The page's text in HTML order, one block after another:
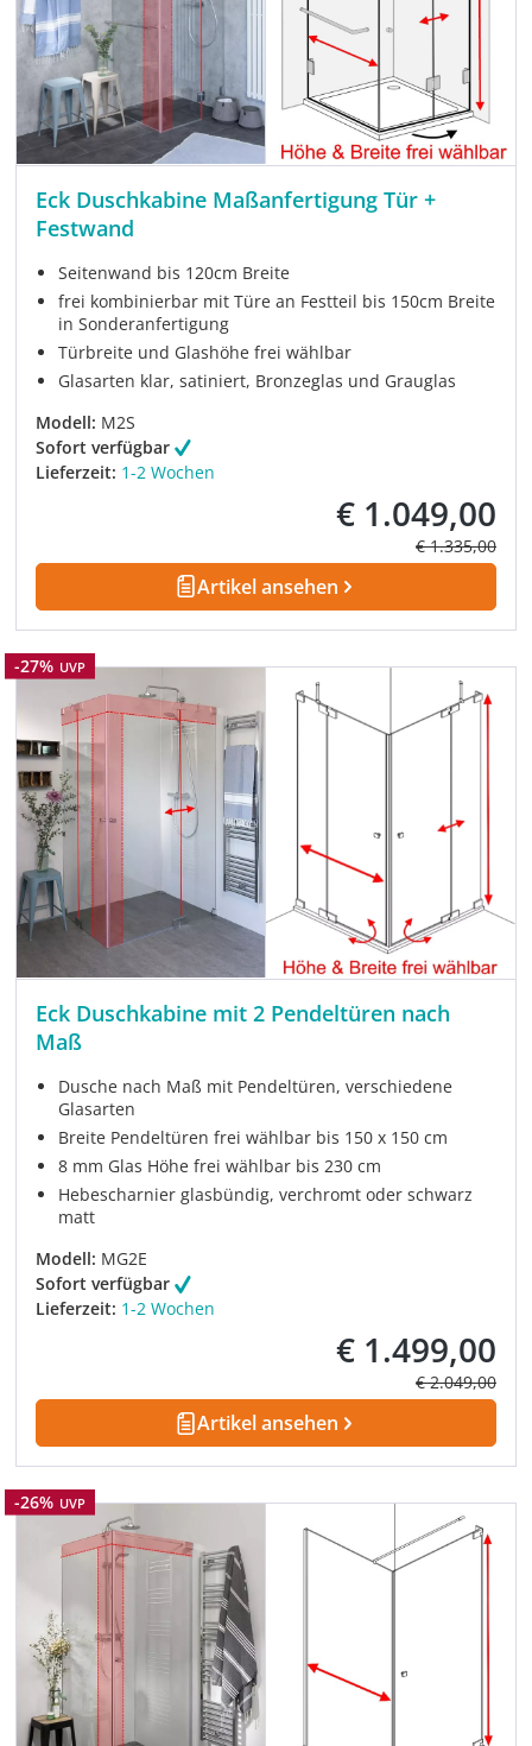
Eck Duschkabine Maßanfertigung Tür +
Festwand
Seitenwand bis 120cm Breite
frei kombinierbar mit Türe an Festteil bis 150cm Breite
in Sonderanfertigung
Türbreite und Glashöhe frei wählbar
Glasarten klar, satiniert, Bronzeglas und Grauglas
Modell: M2S
Sofort verfügbar
Lieferzeit: 1-2 Wochen
Verkaufspreis:
€ 1.049,00
Regulärer
€ 1.335,00
Artikel ansehen
Rabatt
-27% UVP
Eck Duschkabine mit 2 Pendeltüren nach
Maß
Dusche nach Maß mit Pendeltüren, verschiedene
Glasarten
Breite Pendeltüren frei wählbar bis 150 x 150 cm
8 mm Glas Höhe frei wählbar bis 230 cm
Hebescharnier glasbündig, verchromt oder schwarz
matt
Modell: MG2E
Sofort verfügbar
Lieferzeit: 1-2 Wochen
Verkaufspreis:
€ 1.499,00
Regulärer
€ 2.049,00
Artikel ansehen
Rabatt
-26% UVP